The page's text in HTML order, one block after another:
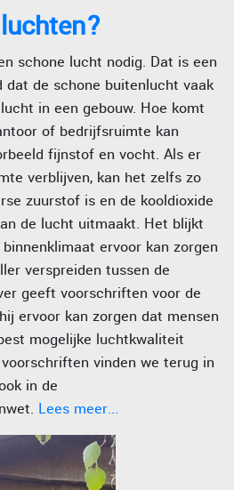
schone lucht nodig. Dat is een
dat de schone buitenlucht vaak
in een gebouw. Hoe komt
of bedrijfsruimte kan
fijnstof en vocht. Als er
verblijven, kan het zelfs zo
zuurstof is en de kooldioxide
de lucht uitmaakt. Het blijkt
ervoor kan zorgen
verspreiden tussen de
geeft voorschriften voor de
ervoor kan zorgen dat mensen
mogelijke luchtkwaliteit
vinden we terug in
in de
Lees meer...